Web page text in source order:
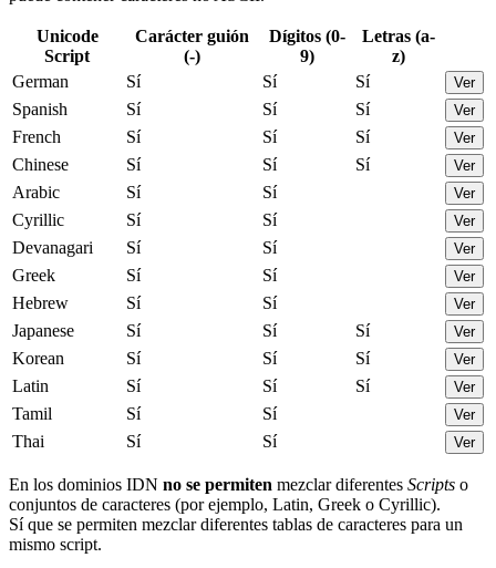
Unicode
Script
Carácter guión
(-)
Dígitos (0-
9)
Letras (a-
z)
German
Sí Sí Sí Ver
Spanish Sí Sí Sí Ver
French Sí Sí Sí Ver
Chinese Sí Sí Sí Ver
Arabic Sí Sí Ver
Cyrillic Sí Sí Ver
Devanagari Sí Sí Ver
Greek Sí Sí Ver
Hebrew Sí Sí Ver
Japanese Sí Sí Sí Ver
Korean Sí Sí Sí Ver
Latin Sí Sí Sí Ver
Tamil Sí Sí Ver
Thai Sí Sí Ver
En los dominios IDN no se permiten mezclar diferentes Scripts o
conjuntos de caracteres (por ejemplo, Latin, Greek o Cyrillic).
Sí que se permiten mezclar diferentes tablas de caracteres para un
mismo script.